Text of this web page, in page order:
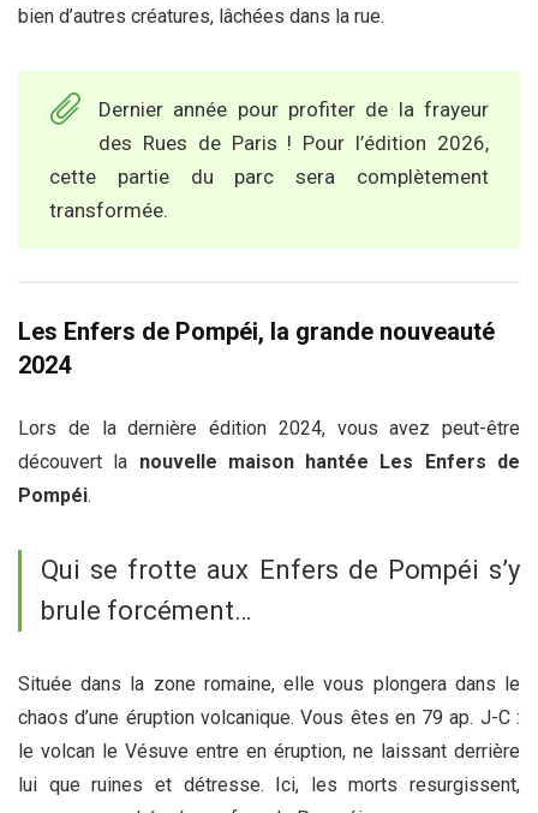
bien d’autres créatures, lâchées dans la rue.
Dernier année pour profiter de la frayeur
des Rues de Paris ! Pour l’édition 2026,
cette partie du parc sera complètement
transformée.
Les Enfers de Pompéi, la grande nouveauté
2024
Lors de la dernière édition 2024, vous avez peut-être
découvert la nouvelle maison hantée Les Enfers de
Pompéi.
Qui se frotte aux Enfers de Pompéi s’y
brule forcément…
Située dans la zone romaine, elle vous plongera dans le
chaos d’une éruption volcanique. Vous êtes en 79 ap. J-C :
le volcan le Vésuve entre en éruption, ne laissant derrière
lui que ruines et détresse. Ici, les morts resurgissent,